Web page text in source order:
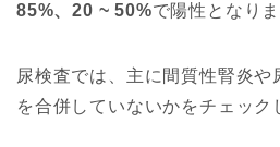
85%、20 ~ 50%で陽性となりま
尿検査では、主に間質性腎炎や
を合併していないかをチェック